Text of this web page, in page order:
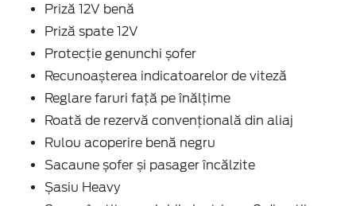
Priză 12V benă
Priză spate 12V
Protecție genunchi șofer
Recunoașterea indicatoarelor de viteză
Reglare faruri față pe înălțime
Roată de rezervă convențională din aliaj
Rulou acoperire benă negru
Sacaune șofer și pasager încălzite
Șasiu Heavy